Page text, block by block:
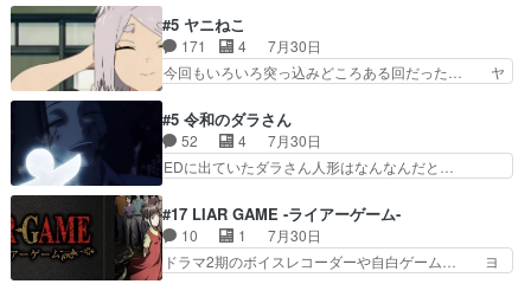
ていただきました！最終的に… この高らかなDT
宣言、合田一人に通じるも… この作品は近年稀に
見るおっさんキャラの充…
なががんばってくれたアリスの父ちゃん… 成長限
界が999である村人と定めた上位存… 大規模バト
ルシーンなのに会話してばっかり… やっぱり勇者
より強かったか笑統率力LV9… 普通の人間の親子
組みか‥Lv200帯の… そのために役割を超越する
者の出現させるた… アリスのお陰で他の勇者達も
共闘してくれ魔…
#5 ヤニねこ
171 4
7月30日
今回もいろいろ突っ込みどころある回だった… ヤ
ちゃんの恋愛話をしたり、タバコを生産… ここう
っすら思ったことズバリ言ってくれて… おかし
い、さわやかだ 世話好きの陰に支配… ヤクねこ
のクワガタ取りの話見て切なくなっ… 普段は選別
れww唐突な作画力の正… なんか今日はかなり一
瞬で終わっちまったっ… 先週と比べてまだまとも
に見えた。4話は過…
#5 令和のダラさん
52 4
7月30日
EDに出ていたダラさん人形はなんなんだと…
惨な過去がきっちり現代に継承されている… ダラ
さんと姉弟の母との出会いの話やはりダ… ダラさ
んの過去話も佳境…げに恐ろしいは人… 第５話感
想：２人の過剰な貢ぎ物?の礼とし… 第５話感
#17 LIAR GAME -ライアーゲーム-
10 1
7月30日
ドラマ2期のボイスレコーダーや自白ゲーム… ヨ